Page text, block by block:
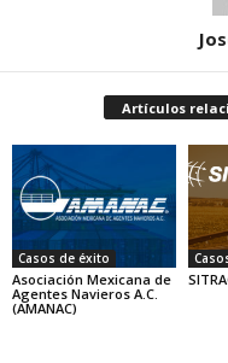
Artículos
Casos de éxito
Asociación Mexicana de
Agentes Navieros A.C.
(AMANAC)